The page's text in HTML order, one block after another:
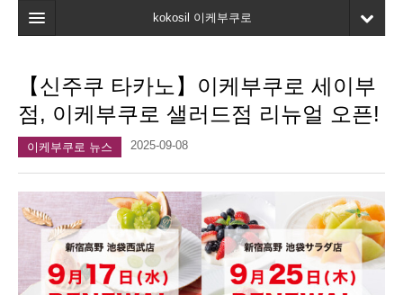
kokosil 이케부쿠로
지도
최신정보
마이페이지
즐겨찾기
【신주쿠 타카노】이케부쿠로 세이부
점, 이케부쿠로 샐러드점 리뉴얼 오픈!
이케부쿠로 뉴스 2025-09-08